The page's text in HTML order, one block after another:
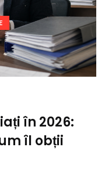
în 2026:
îl obții